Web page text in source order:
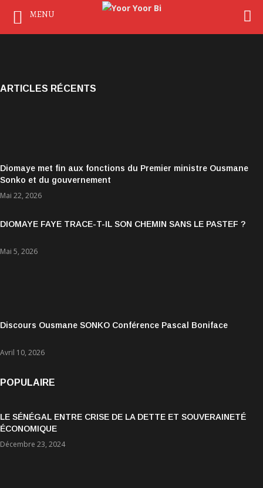
ARTICLES RÉCENTS
Diomaye met fin aux fonctions du Premier ministre Ousmane
Sonko et du gouvernement
Mai 22, 2026
DIOMAYE FAYE TRACE-T-IL SON CHEMIN SANS LE PASTEF ?
Mai 5, 2026
Discours Ousmane SONKO Conférence Pascal Boniface
Avril 10, 2026
POPULAIRE
LE SÉNÉGAL ENTRE CRISE DE LA DETTE ET SOUVERAINETÉ
ÉCONOMIQUE
Décembre 23, 2024
MENU